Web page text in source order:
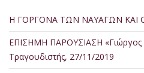
Η ΓΟΡΓΟΝΑ ΤΩΝ ΝΑΥΑΓΩΝ ΚΑΙ
ΕΠΙΣΗΜΗ ΠΑΡΟΥΣΙΑΣΗ «Γιώργος
Τραγουδιστής, 27/11/2019